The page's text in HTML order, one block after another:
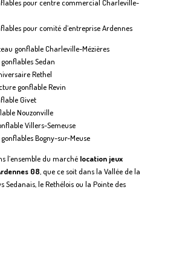
pour centre commercial Charleville-
pour comité d’entreprise Ardennes
gonflable Charleville-Mézières
Sedan
Rethel
gonflable Revin
Givet
Nouzonville
Villers-Semeuse
Bogny-sur-Meuse
l’ensemble du marché location jeux
08, que ce soit dans la Vallée de la
Sedanais, le Rethélois ou la Pointe des